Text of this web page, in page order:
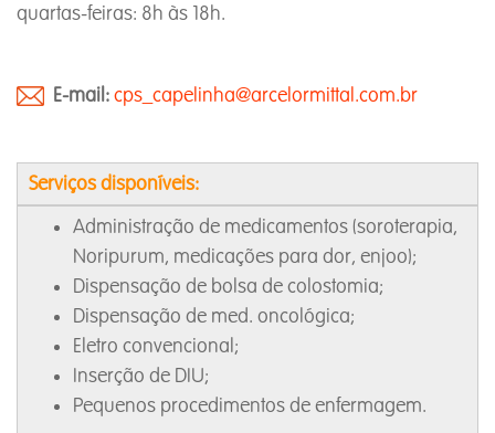
quartas-feiras: 8h às 18h.
E-mail:cps_capelinha@arcelormittal.com.br
Serviços disponíveis:
Administração de medicamentos (soroterapia,
Noripurum, medicações para dor, enjoo);
Dispensação de bolsa de colostomia;
Dispensação de med. oncológica;
Eletro convencional;
Inserção de DIU;
Pequenos procedimentos de enfermagem.